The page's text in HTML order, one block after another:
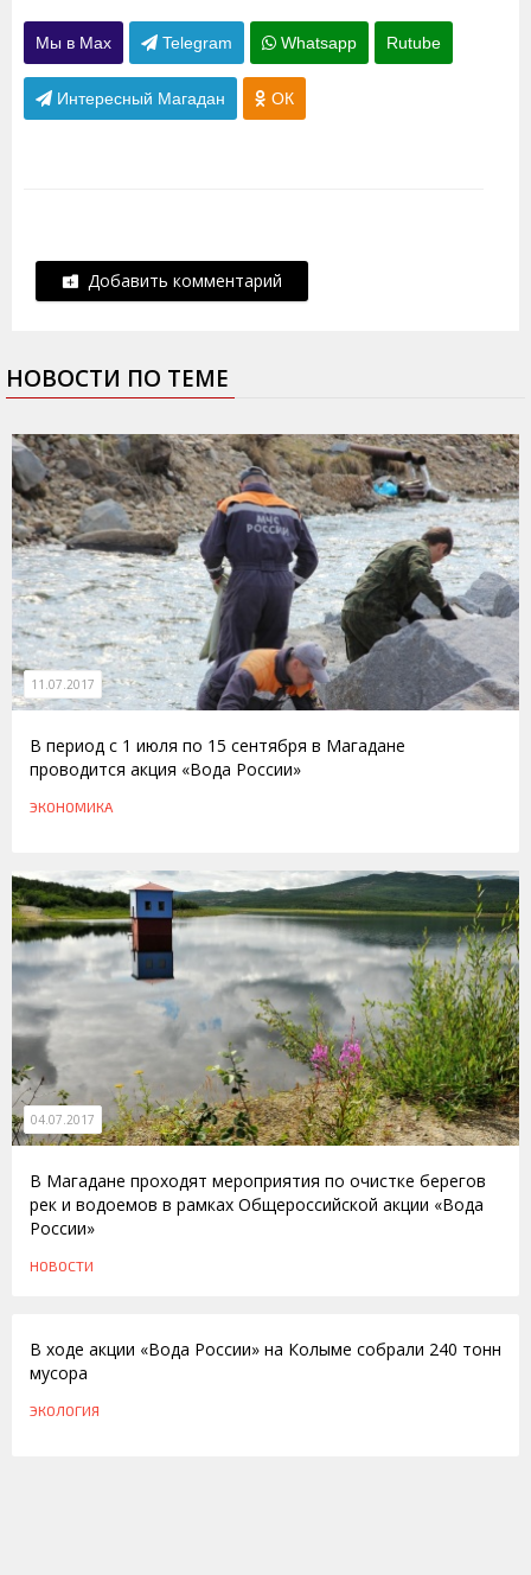
Мы в Max Telegram Whatsapp Rutube
Интересный Магадан ОК
Добавить комментарий
НОВОСТИ ПО ТЕМЕ
11.07.2017
В период с 1 июля по 15 сентября в Магадане
проводится акция «Вода России»
ЭКОНОМИКА
04.07.2017
В Магадане проходят мероприятия по очистке берегов
рек и водоемов в рамках Общероссийской акции «Вода
России»
НОВОСТИ
В ходе акции «Вода России» на Колыме собрали 240 тонн
мусора
ЭКОЛОГИЯ